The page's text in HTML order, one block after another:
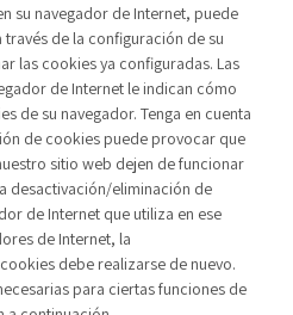
su navegador de Internet, puede
de la configuración de su
las cookies ya configuradas. Las
de Internet le indican cómo
de su navegador. Tenga en cuenta
de cookies puede provocar que
sitio web dejen de funcionar
desactivación/eliminación de
de Internet que utiliza en ese
de Internet, la
debe realizarse de nuevo.
para ciertas funciones de